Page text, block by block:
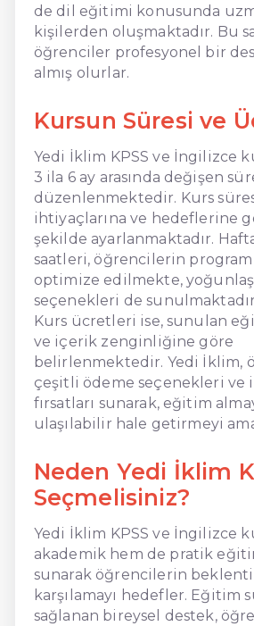
de dil eğitimi konusunda
kişilerden oluşmaktadır. Bu
öğrenciler profesyonel bir
almış olurlar.
Kursun Süresi ve
Yedi İklim KPSS ve İngilizce
3 ila 6 ay arasında değişen
düzenlenmektedir. Kurs
ihtiyaçlarına ve hedeflerine
şekilde ayarlanmaktadır.
saatleri, öğrencilerin
optimize edilmekte,
seçenekleri de
Kurs ücretleri ise, sunulan
ve içerik zenginliğine göre
belirlenmektedir. Yedi İklim,
çeşitli ödeme seçenekleri ve
fırsatları sunarak, eğitim
ulaşılabilir hale getirmeyi
Neden Yedi İklim
Seçmelisiniz?
Yedi İklim KPSS ve İngilizce
akademik hem de pratik
sunarak öğrencilerin
karşılamayı hedefler. Eğitim
sağlanan bireysel destek,